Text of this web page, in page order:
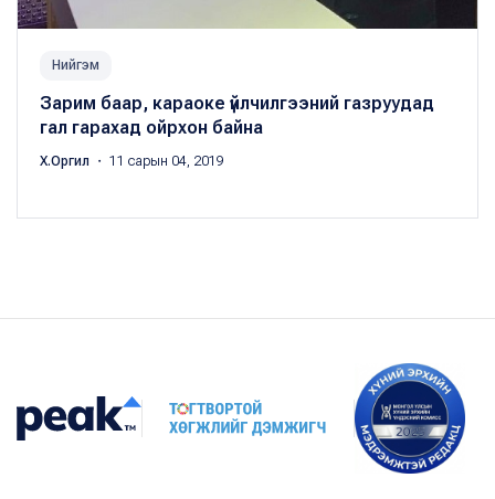
Нийгэм
Зарим баар, караоке үйлчилгээний газруудад
гал гарахад ойрхон байна
Х.Оргил ・ 11 сарын 04, 2019